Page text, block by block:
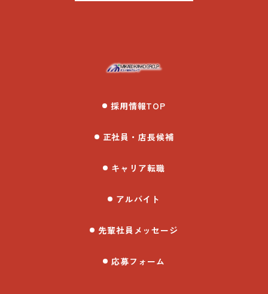
採用情報TOP
正社員・店長候補
キャリア転職
アルバイト
先輩社員メッセージ
応募フォーム